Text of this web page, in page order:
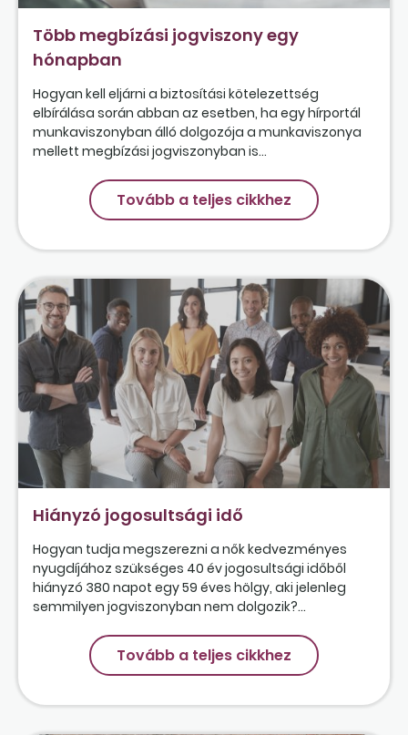
Több megbízási jogviszony egy
hónapban
Hogyan kell eljárni a biztosítási kötelezettség
elbírálása során abban az esetben, ha egy hírportál
munkaviszonyban álló dolgozója a munkaviszonya
mellett megbízási jogviszonyban is...
Tovább a teljes cikkhez
Hiányzó jogosultsági idő
Hogyan tudja megszerezni a nők kedvezményes
nyugdíjához szükséges 40 év jogosultsági időből
hiányzó 380 napot egy 59 éves hölgy, aki jelenleg
semmilyen jogviszonyban nem dolgozik?...
Tovább a teljes cikkhez